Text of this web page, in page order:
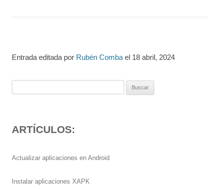
Entrada editada por Rubén Comba el 18 abril, 2024
ARTÍCULOS:
Actualizar aplicaciones en Android
Instalar aplicaciones XAPK